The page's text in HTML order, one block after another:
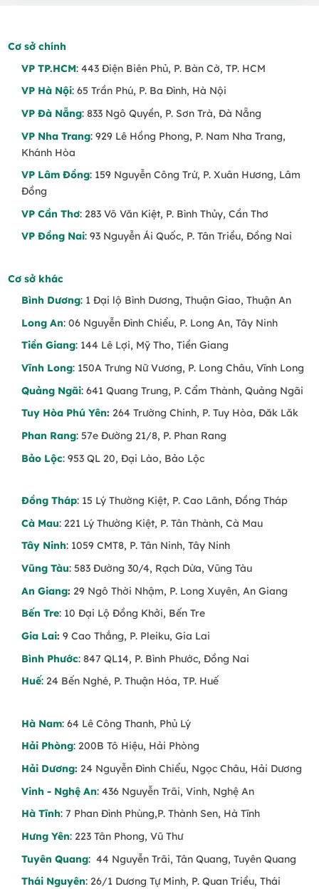
Cơ sở chính
VP TP.HCM: 443 Điện Biên Phủ, P. Bàn Cờ, TP. HCM
VP Hà Nội: 65 Trần Phú, P. Ba Đình, Hà Nội
VP Đà Nẵng: 833 Ngô Quyền, P. Sơn Trà, Đà Nẵng
VP Nha Trang: 929 Lê Hồng Phong, P. Nam Nha Trang,
Khánh Hòa
VP Lâm Đồng: 159 Nguyễn Công Trứ, P. Xuân Hương, Lâm
Đồng
VP Cần Thơ: 283 Võ Văn Kiệt, P. Bình Thủy, Cần Thơ
VP Đồng Nai: 93 Nguyễn Ái Quốc, P. Tân Triều, Đồng Nai
Cơ sở khác
Bình Dương: 1 Đại lộ Bình Dương, Thuận Giao, Thuận An
Long An: 06 Nguyễn Đình Chiểu, P. Long An, Tây Ninh
Tiền Giang: 144 Lê Lợi, Mỹ Tho, Tiền Giang
Vĩnh Long: 150A Trưng Nữ Vương, P. Long Châu, Vĩnh Long
Quảng Ngãi: 641 Quang Trung, P. Cẩm Thành, Quảng Ngãi
Tuy Hòa Phú Yên: 264 Trường Chinh, P. Tuy Hòa, Đăk Lăk
Phan Rang: 57e Đường 21/8, P. Phan Rang
Bảo Lộc: 953 QL 20, Đại Lào, Bảo Lộc
Đồng Tháp: 15 Lý Thường Kiệt, P. Cao Lãnh, Đồng Tháp
Cà Mau: 221 Lý Thường Kiệt, P. Tân Thành, Cà Mau
Tây Ninh: 1059 CMT8, P. Tân Ninh, Tây Ninh
Vũng Tàu: 583 Đường 30/4, Rạch Dừa, Vũng Tàu
An Giang: 29 Ngô Thời Nhậm, P. Long Xuyên, An Giang
Bến Tre: 10 Đại Lộ Đồng Khởi, Bến Tre
Gia Lai: 9 Cao Thắng, P. Pleiku, Gia Lai
Bình Phước: 847 QL14, P. Bình Phước, Đồng Nai
Huế: 24 Bến Nghé, P. Thuận Hóa, TP. Huế
Hà Nam: 64 Lê Công Thanh, Phủ Lý
Hải Phòng: 200B Tô Hiệu, Hải Phòng
Hải Dương: 24 Nguyễn Đình Chiểu, Ngọc Châu, Hải Dương
Vinh - Nghệ An: 436 Nguyễn Trãi, Vinh, Nghệ An
Hà Tĩnh: 7 Phan Đình Phùng,P. Thành Sen, Hà Tĩnh
Hưng Yên: 223 Tân Phong, Vũ Thư
Tuyên Quang: 44 Nguyễn Trãi, Tân Quang, Tuyên Quang
Thái Nguyên: 26/1 Dương Tự Minh, P. Quan Triều, Thái